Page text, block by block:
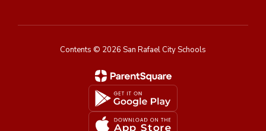
Contents © 2026 San Rafael City Schools